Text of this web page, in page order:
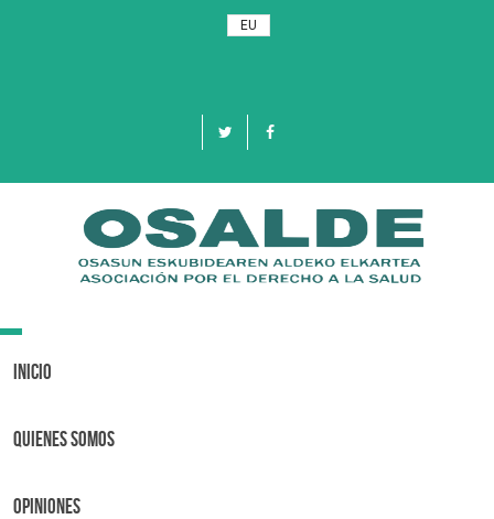
EU
Toggle
Inicio
Quienes Somos
OPINIONES